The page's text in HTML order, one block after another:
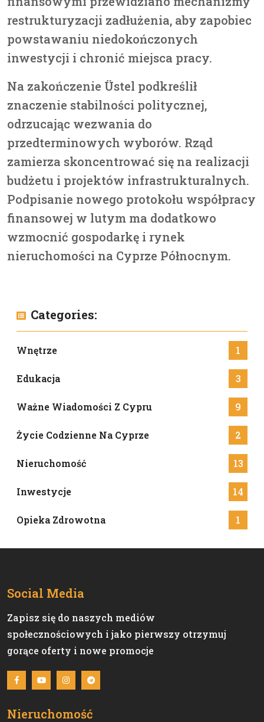
restrukturyzacji zadłużenia, aby zapobiec
powstawaniu niedokończonych
inwestycji i chronić miejsca pracy.
Na zakończenie Üstel podkreślił
znaczenie stabilności politycznej,
odrzucając wezwania do
przedterminowych wyborów. Rząd
zamierza skoncentrować się na realizacji
budżetu i projektów infrastrukturalnych.
Podpisanie nowego protokołu współpracy
finansowej w lutym ma dodatkowo
wzmocnić gospodarkę i rynek
nieruchomości na Cyprze Północnym.
Categories:
Wnętrze 1
Edukacja 3
Ważne Wiadomości Z Cypru 9
Życie Codzienne Na Cyprze 2
Nieruchomość 13
Inwestycje 14
Opieka Zdrowotna 1
Social Media
Zapisz się do naszych mediów
społecznościowych i jako pierwszy otrzymuj
gorące oferty i nowe promocje
Nieruchomość